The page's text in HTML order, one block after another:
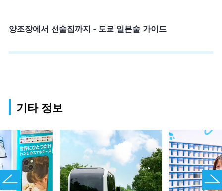
양조장에서 선술집까지 - 도쿄 일본술 가이드
기타 정보